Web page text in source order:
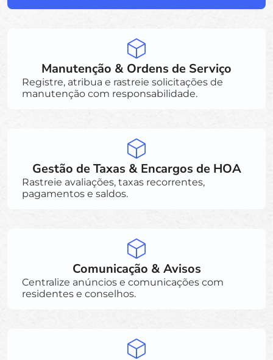
Manutenção & Ordens de Serviço
Registre, atribua e rastreie solicitações de
manutenção com responsabilidade.
Gestão de Taxas & Encargos de HOA
Rastreie avaliações, taxas recorrentes,
pagamentos e saldos.
Comunicação & Avisos
Centralize anúncios e comunicações com
residentes e conselhos.